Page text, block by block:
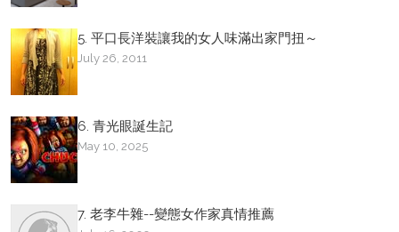
5. 平口長洋裝讓我的女人味滿出家門扭～
July 26, 2011
6. 青光眼誕生記
May 10, 2025
7. 老李牛雜--變態女作家真情推薦